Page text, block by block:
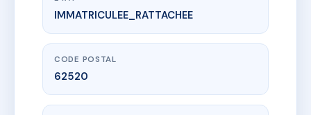
www.vme.plus/AD3683653
BALTIMORE
160 r de paris62520 LE TOUQUET PARIS PLAGE
IMMATRICULEE_RATTACHEE
CODE POSTAL
62520